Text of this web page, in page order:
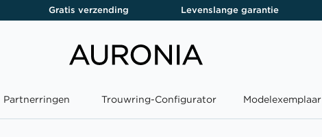
Gratis verzending Levenslange garantie
Partnerringen Trouwring-Configurator Modelexemplaar